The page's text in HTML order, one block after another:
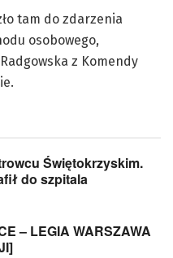
tam do zdarzenia
osobowego,
z Komendy
Świętokrzyskim.
do szpitala
– LEGIA WARSZAWA